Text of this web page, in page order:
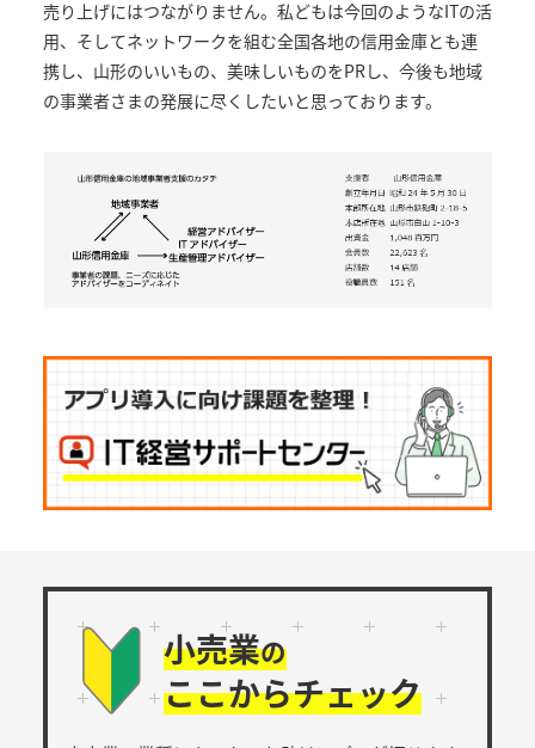
売り上げにはつながりません。私どもは今回のようなITの活
用、そしてネットワークを組む全国各地の信用金庫とも連
携し、山形のいいもの、美味しいものをPRし、今後も地域
の事業者さまの発展に尽くしたいと思っております。
小売業の
ここからチェック